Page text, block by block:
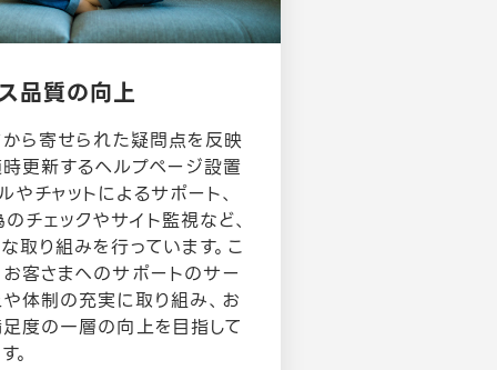
品質の向上
ら寄せられた疑問点を反映
更新するヘルプページ設置
やチャットによるサポート、
チェックやサイト監視など、
取り組みを行っています。こ
客さまへのサポートのサー
体制の充実に取り組み、お
度の一層の向上を目指して
。